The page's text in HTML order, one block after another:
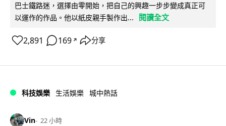
巴士鐵路迷，選擇由零開始，把自己的興趣一步步變成真正可
以運作的作品。他以紙皮親手製作出...
閱讀全文
2,891 169 ↗ 分享
科技娛樂 生活娛樂 城中熱話
Vin 22 小時